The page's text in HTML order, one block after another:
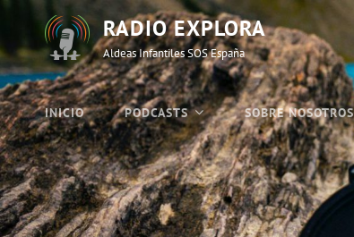
RADIO EXPLORA
Aldeas Infantiles SOS España
INICIO PODCASTS SOBRE NOSOTROS